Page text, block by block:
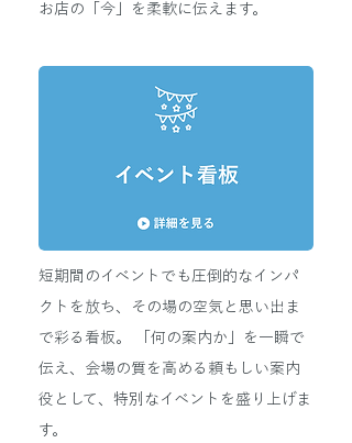
お店の「今」を柔軟に伝えます。
短期間のイベントでも圧倒的なインパ
クトを放ち、その場の空気と思い出ま
で彩る看板。 「何の案内か」を一瞬で
伝え、会場の質を高める頼もしい案内
役として、特別なイベントを盛り上げま
す。